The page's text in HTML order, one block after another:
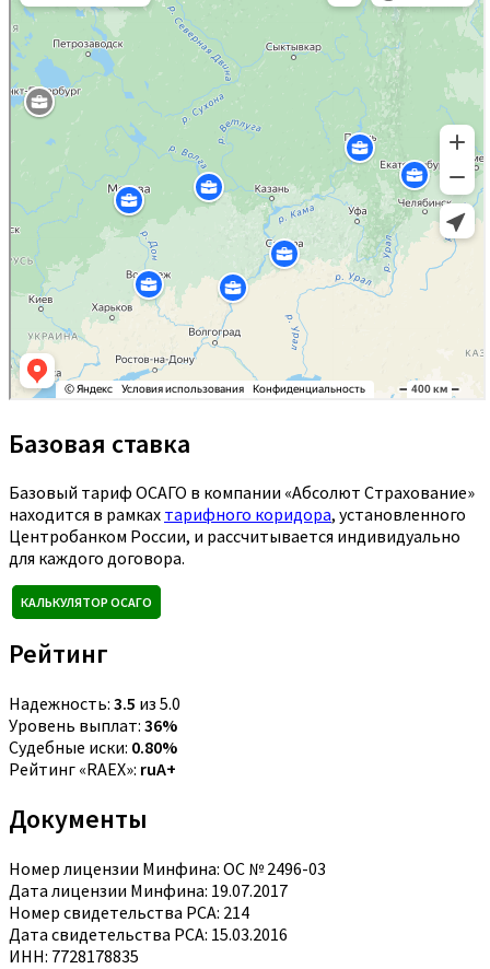
Базовая ставка
Базовый тариф ОСАГО в компании «Абсолют Страхование»
находится в рамках тарифного коридора, установленного
Центробанком России, и рассчитывается индивидуально
для каждого договора.
КАЛЬКУЛЯТОР ОСАГО
Рейтинг
Надежность: 3.5 из 5.0
Уровень выплат: 36%
Судебные иски: 0.80%
Рейтинг «RAEX»: ruA+
Документы
Номер лицензии Минфина: ОС № 2496-03
Дата лицензии Минфина: 19.07.2017
Номер свидетельства РСА: 214
Дата свидетельства РСА: 15.03.2016
ИНН: 7728178835